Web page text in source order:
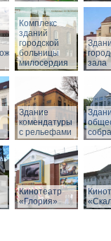
Комплекс
зданий
городской
больницы
милосердия
зала
Здание
комендатуры
с рельефами
Кинотеатр
«Глория»